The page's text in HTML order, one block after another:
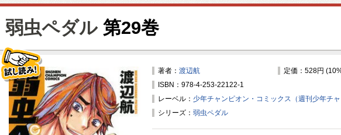
弱虫ペダル第29巻
著者： 渡辺航
定価：528円
ISBN：978-4-253-22122-1
レーベル： 少年チャンピオン・コミックス（週刊少年チャ
シリーズ： 弱虫ペダル
試し読み！